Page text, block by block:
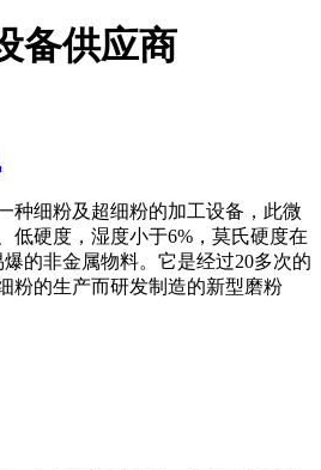
备供应商
种细粉及超细粉的加工设备，此微
低硬度，湿度小于6%，莫氏硬度在
的非金属物料。它是经过20多次的
粉的生产而研发制造的新型磨粉